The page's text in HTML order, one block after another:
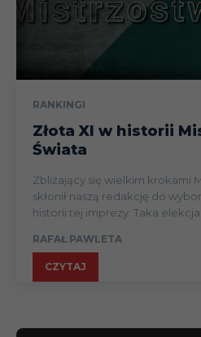
RANKINGI
Złota XI w historii
Świata
Zbliżający się wielkim krokami
skłonił naszą redakcję do
historii tej imprezy. Taka
RAFAŁ PAWLETA
CZYTAJ